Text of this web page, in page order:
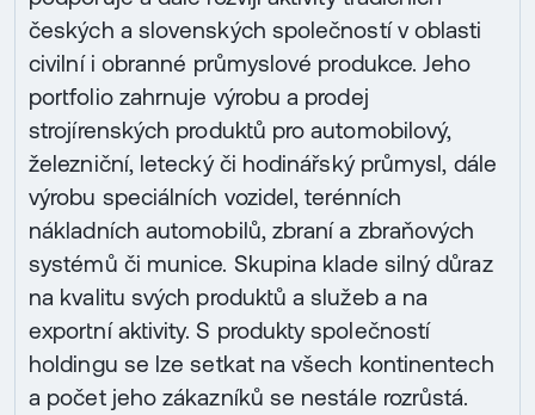
českých a slovenských společností v oblasti
civilní i obranné průmyslové produkce. Jeho
portfolio zahrnuje výrobu a prodej
strojírenských produktů pro automobilový,
železniční, letecký či hodinářský průmysl, dále
výrobu speciálních vozidel, terénních
nákladních automobilů, zbraní a zbraňových
systémů či munice. Skupina klade silný důraz
na kvalitu svých produktů a služeb a na
exportní aktivity. S produkty společností
holdingu se lze setkat na všech kontinentech
a počet jeho zákazníků se nestále rozrůstá.